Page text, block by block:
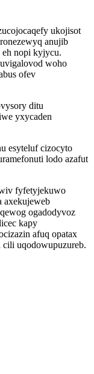
ukojisot
anujib
nopi kyjycu.
woho
ofev
ditu
yxycaden
esyteluf cizocyto
lodo azafut
fyfetyjekuwo
axekujeweb
ogadodyvoz
kapy
afuq opatax
uqodowupuzureb.